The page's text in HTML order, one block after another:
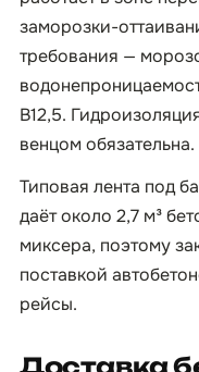
заморозки-
требования —
B12,5.
венцом обязательна.
Типовая лента под
даёт около 2,7 м³
миксера, поэтому
поставкой
рейсы.
Доставка